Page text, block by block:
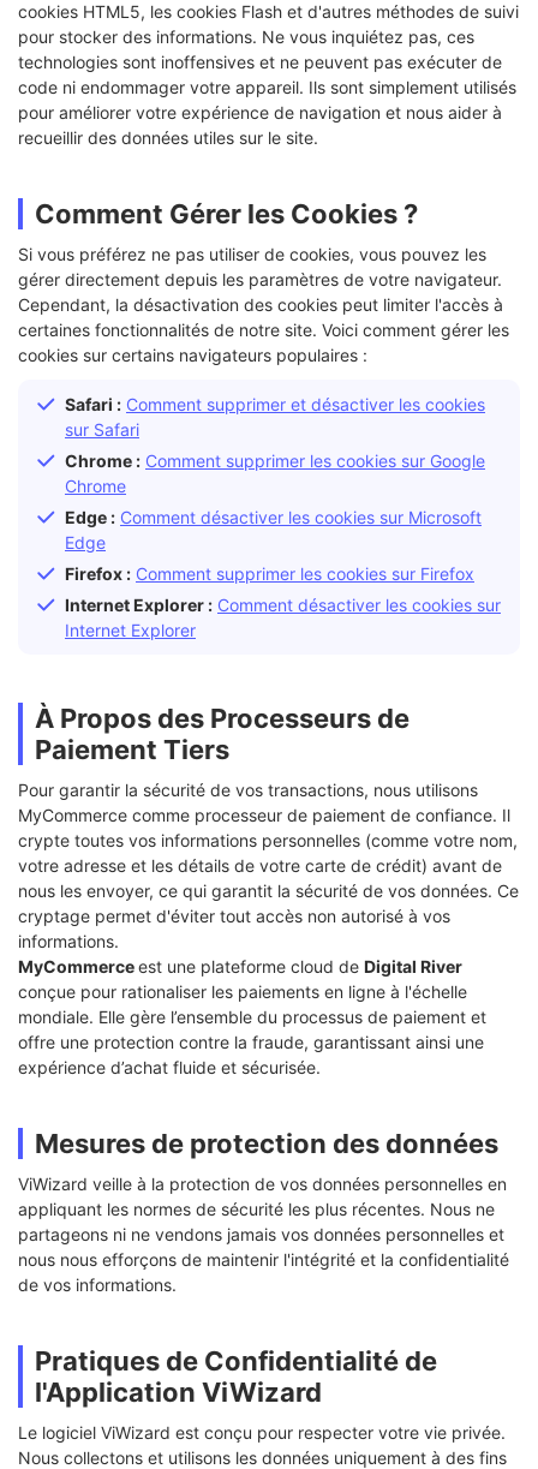
cookies HTML5, les cookies Flash et d'autres méthodes de suivi
pour stocker des informations. Ne vous inquiétez pas, ces
technologies sont inoffensives et ne peuvent pas exécuter de
code ni endommager votre appareil. Ils sont simplement utilisés
pour améliorer votre expérience de navigation et nous aider à
recueillir des données utiles sur le site.
Comment Gérer les Cookies ?
Si vous préférez ne pas utiliser de cookies, vous pouvez les
gérer directement depuis les paramètres de votre navigateur.
Cependant, la désactivation des cookies peut limiter l'accès à
certaines fonctionnalités de notre site. Voici comment gérer les
cookies sur certains navigateurs populaires :
Safari : Comment supprimer et désactiver les cookies
sur Safari
Chrome : Comment supprimer les cookies sur Google
Chrome
Edge : Comment désactiver les cookies sur Microsoft
Edge
Firefox : Comment supprimer les cookies sur Firefox
Internet Explorer : Comment désactiver les cookies sur
Internet Explorer
À Propos des Processeurs de
Paiement Tiers
Pour garantir la sécurité de vos transactions, nous utilisons
MyCommerce comme processeur de paiement de confiance. Il
crypte toutes vos informations personnelles (comme votre nom,
votre adresse et les détails de votre carte de crédit) avant de
nous les envoyer, ce qui garantit la sécurité de vos données. Ce
cryptage permet d'éviter tout accès non autorisé à vos
informations.
MyCommerceest une plateforme cloud de Digital River
conçue pour rationaliser les paiements en ligne à l'échelle
mondiale. Elle gère l’ensemble du processus de paiement et
offre une protection contre la fraude, garantissant ainsi une
expérience d’achat fluide et sécurisée.
Mesures de protection des données
ViWizard veille à la protection de vos données personnelles en
appliquant les normes de sécurité les plus récentes. Nous ne
partageons ni ne vendons jamais vos données personnelles et
nous nous efforçons de maintenir l'intégrité et la confidentialité
de vos informations.
Pratiques de Confidentialité de
l'Application ViWizard
Le logiciel ViWizard est conçu pour respecter votre vie privée.
Nous collectons et utilisons les données uniquement à des fins